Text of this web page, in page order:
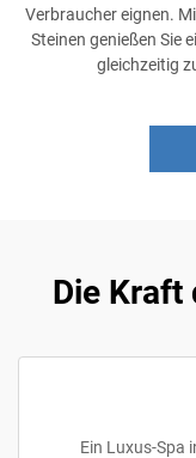
Verbraucher eignen.
Steinen genießen Sie
gleichzeitig
Die
Ein Luxus-Spa